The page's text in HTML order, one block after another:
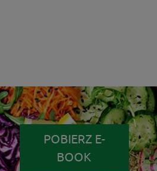
POBIERZ E-
BOOK